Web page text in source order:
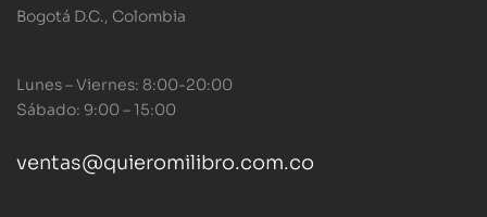
Bogotá D.C., Colombia
Lunes – Viernes: 8:00-20:00
Sábado: 9:00 – 15:00
ventas@quieromilibro.com.co